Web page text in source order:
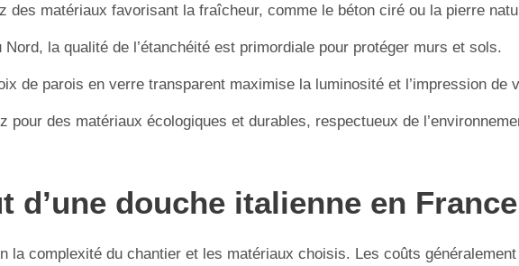
des matériaux favorisant la fraîcheur, comme le béton ciré ou la pierre
Nord, la qualité de l’étanchéité est primordiale pour protéger murs et sols.
de parois en verre transparent maximise la luminosité et l’impression de
pour des matériaux écologiques et durables, respectueux de
d’une douche italienne en
la complexité du chantier et les matériaux choisis. Les coûts